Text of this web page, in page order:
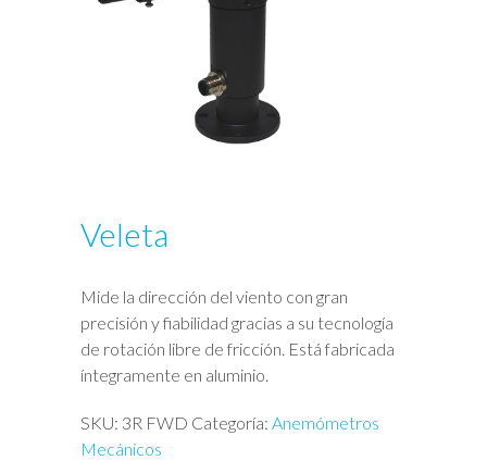
Veleta
Mide la dirección del viento con gran
precisión y fiabilidad gracias a su tecnología
de rotación libre de fricción. Está fabricada
íntegramente en aluminio.
SKU: 3R FWD Categoría: Anemómetros
Mecánicos